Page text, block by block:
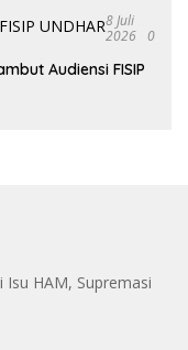
Maju
8 Juli
2026 0
Audiensi FISIP